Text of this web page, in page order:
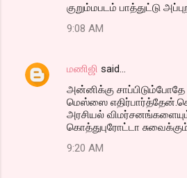
குறும்மபடம் பாத்துட்டு
9:08 AM
மணிஜி said…
அன்னிக்கு
மெஸ்ஸை
அரசியல்
கொத்துபுரோட்டா
9:20 AM